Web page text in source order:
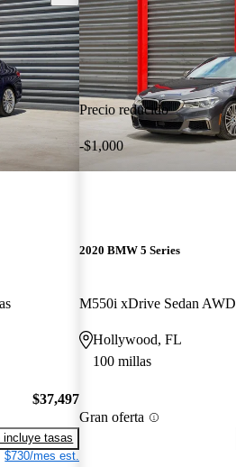
$37,497
incluye tasas
$730/mes est.
Precio reducido
-$1,000
2020 BMW 5 Series
M550i xDrive Sedan AWD
Hollywood, FL
100 millas
Gran oferta